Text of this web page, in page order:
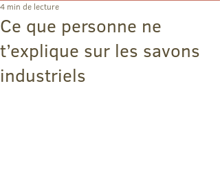
Ce que personne ne
t’explique sur les savons
industriels
4 min de lecture